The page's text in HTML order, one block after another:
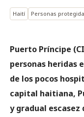
Haití Personas
Puerto Príncipe
personas heridas
de los pocos
capital haitiana,
y gradual escasez